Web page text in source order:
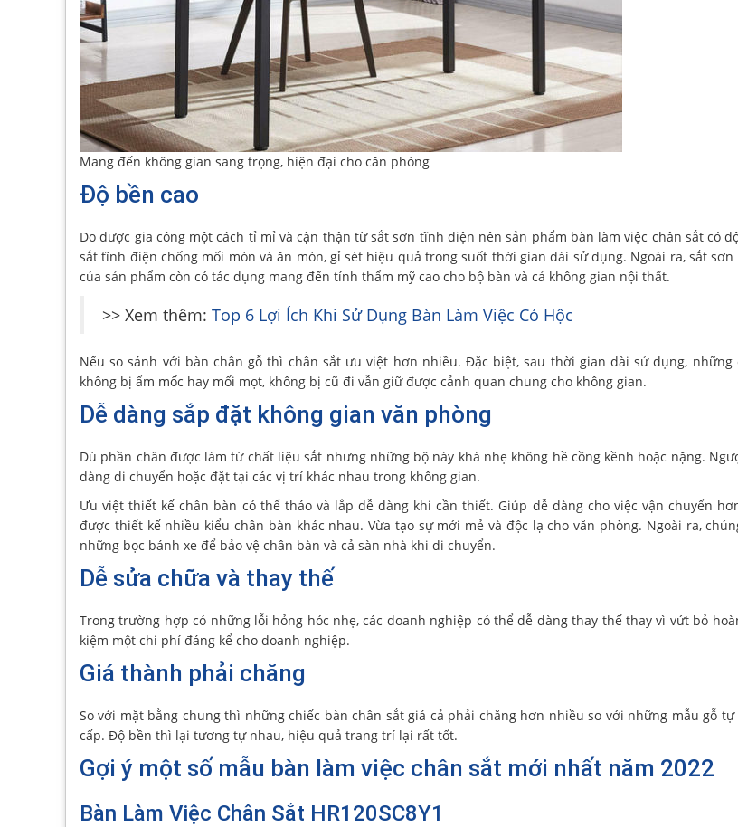
Mang đến không gian sang trọng, hiện đại cho căn phòng
Độ bền cao
Do được gia công một cách tỉ mỉ và cận thận từ sắt sơn tĩnh điện nên sản phẩm bàn làm việc chân sắt có
sắt tĩnh điện chống mối mòn và ăn mòn, gỉ sét hiệu quả trong suốt thời gian dài sử dụng. Ngoài ra, sắt
của sản phẩm còn có tác dụng mang đến tính thẩm mỹ cao cho bộ bàn và cả không gian nội thất.
>> Xem thêm: Top 6 Lợi Ích Khi Sử Dụng Bàn Làm Việc Có Hộc
Nếu so sánh với bàn chân gỗ thì chân sắt ưu việt hơn nhiều. Đặc biệt, sau thời gian dài sử dụng, những
không bị ẩm mốc hay mối mọt, không bị cũ đi vẫn giữ được cảnh quan chung cho không gian.
Dễ dàng sắp đặt không gian văn phòng
Dù phần chân được làm từ chất liệu sắt nhưng những bộ này khá nhẹ không hề cồng kềnh hoặc nặng.
dàng di chuyển hoặc đặt tại các vị trí khác nhau trong không gian.
Ưu việt thiết kế chân bàn có thể tháo và lắp dễ dàng khi cần thiết. Giúp dễ dàng cho việc vận chuyển
được thiết kế nhiều kiểu chân bàn khác nhau. Vừa tạo sự mới mẻ và độc lạ cho văn phòng. Ngoài ra,
những bọc bánh xe để bảo vệ chân bàn và cả sàn nhà khi di chuyển.
Dễ sửa chữa và thay thế
Trong trường hợp có những lỗi hỏng hóc nhẹ, các doanh nghiệp có thể dễ dàng thay thế thay vì vứt bỏ
kiệm một chi phí đáng kể cho doanh nghiệp.
Giá thành phải chăng
So với mặt bằng chung thì những chiếc bàn chân sắt giá cả phải chăng hơn nhiều so với những mẫu gỗ
cấp. Độ bền thì lại tương tự nhau, hiệu quả trang trí lại rất tốt.
Gợi ý một số mẫu bàn làm việc chân sắt mới nhất năm 2022
Bàn Làm Việc Chân Sắt HR120SC8Y1